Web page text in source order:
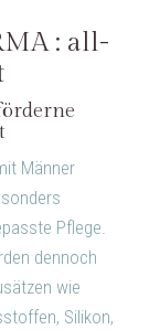
: all-
Männer
Pflege.
dennoch
wie
Silikon,